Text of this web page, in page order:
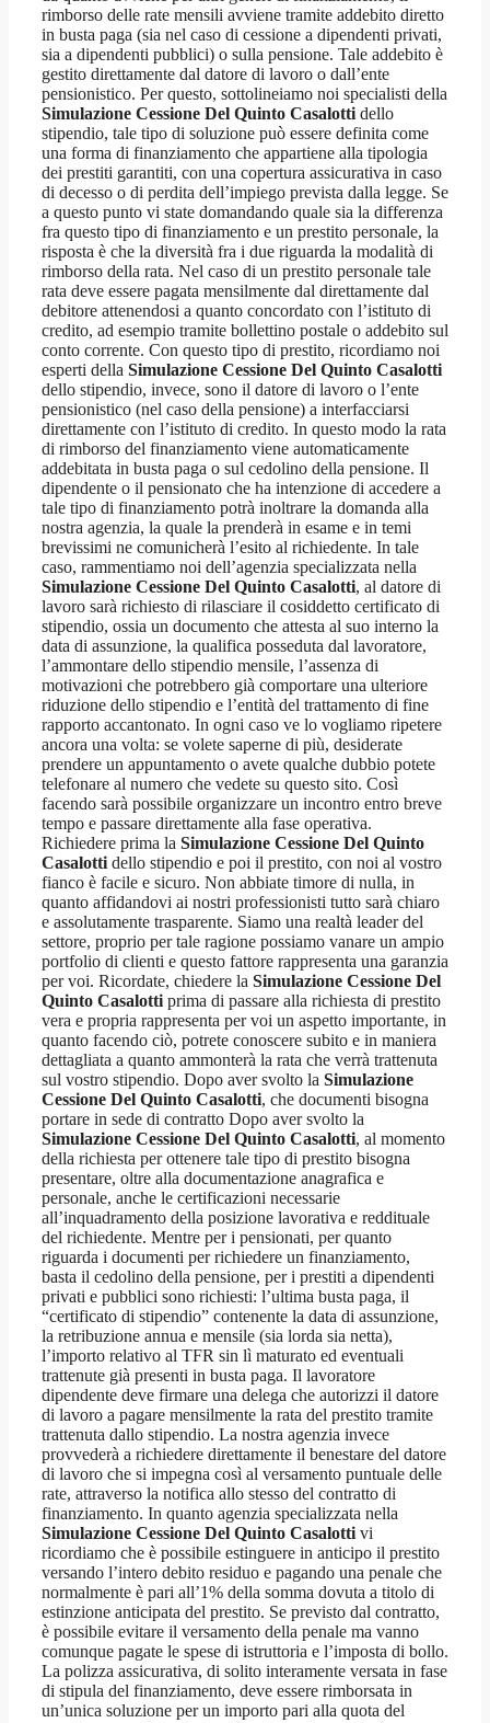
rimborso delle rate mensili avviene tramite addebito diretto
in busta paga (sia nel caso di cessione a dipendenti privati,
sia a dipendenti pubblici) o sulla pensione. Tale addebito è
gestito direttamente dal datore di lavoro o dall’ente
pensionistico. Per questo, sottolineiamo noi specialisti della
Simulazione Cessione Del Quinto Casalotti dello
stipendio, tale tipo di soluzione può essere definita come
una forma di finanziamento che appartiene alla tipologia
dei prestiti garantiti, con una copertura assicurativa in caso
di decesso o di perdita dell’impiego prevista dalla legge. Se
a questo punto vi state domandando quale sia la differenza
fra questo tipo di finanziamento e un prestito personale, la
risposta è che la diversità fra i due riguarda la modalità di
rimborso della rata. Nel caso di un prestito personale tale
rata deve essere pagata mensilmente dal direttamente dal
debitore attenendosi a quanto concordato con l’istituto di
credito, ad esempio tramite bollettino postale o addebito sul
conto corrente. Con questo tipo di prestito, ricordiamo noi
esperti della Simulazione Cessione Del Quinto Casalotti
dello stipendio, invece, sono il datore di lavoro o l’ente
pensionistico (nel caso della pensione) a interfacciarsi
direttamente con l’istituto di credito. In questo modo la rata
di rimborso del finanziamento viene automaticamente
addebitata in busta paga o sul cedolino della pensione. Il
dipendente o il pensionato che ha intenzione di accedere a
tale tipo di finanziamento potrà inoltrare la domanda alla
nostra agenzia, la quale la prenderà in esame e in temi
brevissimi ne comunicherà l’esito al richiedente. In tale
caso, rammentiamo noi dell’agenzia specializzata nella
Simulazione Cessione Del Quinto Casalotti, al datore di
lavoro sarà richiesto di rilasciare il cosiddetto certificato di
stipendio, ossia un documento che attesta al suo interno la
data di assunzione, la qualifica posseduta dal lavoratore,
l’ammontare dello stipendio mensile, l’assenza di
motivazioni che potrebbero già comportare una ulteriore
riduzione dello stipendio e l’entità del trattamento di fine
rapporto accantonato. In ogni caso ve lo vogliamo ripetere
ancora una volta: se volete saperne di più, desiderate
prendere un appuntamento o avete qualche dubbio potete
telefonare al numero che vedete su questo sito. Così
facendo sarà possibile organizzare un incontro entro breve
tempo e passare direttamente alla fase operativa.
Richiedere prima la Simulazione Cessione Del Quinto
Casalotti dello stipendio e poi il prestito, con noi al vostro
fianco è facile e sicuro. Non abbiate timore di nulla, in
quanto affidandovi ai nostri professionisti tutto sarà chiaro
e assolutamente trasparente. Siamo una realtà leader del
settore, proprio per tale ragione possiamo vanare un ampio
portfolio di clienti e questo fattore rappresenta una garanzia
per voi. Ricordate, chiedere la Simulazione Cessione Del
Quinto Casalotti prima di passare alla richiesta di prestito
vera e propria rappresenta per voi un aspetto importante, in
quanto facendo ciò, potrete conoscere subito e in maniera
dettagliata a quanto ammonterà la rata che verrà trattenuta
sul vostro stipendio. Dopo aver svolto la Simulazione
Cessione Del Quinto Casalotti, che documenti bisogna
portare in sede di contratto Dopo aver svolto la
Simulazione Cessione Del Quinto Casalotti, al momento
della richiesta per ottenere tale tipo di prestito bisogna
presentare, oltre alla documentazione anagrafica e
personale, anche le certificazioni necessarie
all’inquadramento della posizione lavorativa e reddituale
del richiedente. Mentre per i pensionati, per quanto
riguarda i documenti per richiedere un finanziamento,
basta il cedolino della pensione, per i prestiti a dipendenti
privati e pubblici sono richiesti: l’ultima busta paga, il
“certificato di stipendio” contenente la data di assunzione,
la retribuzione annua e mensile (sia lorda sia netta),
l’importo relativo al TFR sin lì maturato ed eventuali
trattenute già presenti in busta paga. Il lavoratore
dipendente deve firmare una delega che autorizzi il datore
di lavoro a pagare mensilmente la rata del prestito tramite
trattenuta dallo stipendio. La nostra agenzia invece
provvederà a richiedere direttamente il benestare del datore
di lavoro che si impegna così al versamento puntuale delle
rate, attraverso la notifica allo stesso del contratto di
finanziamento. In quanto agenzia specializzata nella
Simulazione Cessione Del Quinto Casalotti vi
ricordiamo che è possibile estinguere in anticipo il prestito
versando l’intero debito residuo e pagando una penale che
normalmente è pari all’1% della somma dovuta a titolo di
estinzione anticipata del prestito. Se previsto dal contratto,
è possibile evitare il versamento della penale ma vanno
comunque pagate le spese di istruttoria e l’imposta di bollo.
La polizza assicurativa, di solito interamente versata in fase
di stipula del finanziamento, deve essere rimborsata in
un’unica soluzione per un importo pari alla quota del